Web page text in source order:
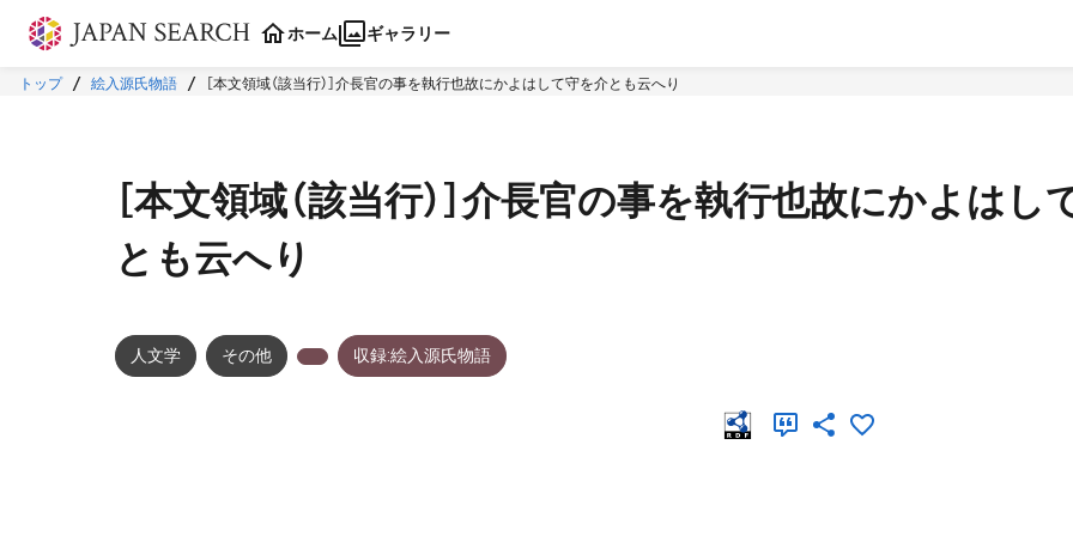
本文に飛ぶ
ホーム ギャラリー
トップ 絵入源氏物語 ［本文領域（該当行）］介長官の事を執行也故にかよはして守を介とも云へり
［本文領域（該当行）］介長官の事を執行也故にかよはし
とも云へり
人文学 その他 収録:絵入源氏物語